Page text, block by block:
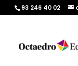
93 246 40 02